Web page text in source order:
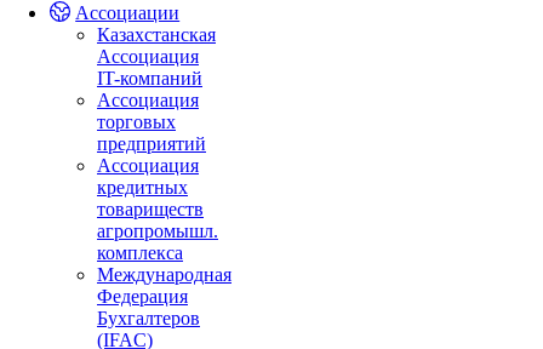
Ассоциации
Казахстанская
Ассоциация
IT-компаний
Ассоциация
торговых
предприятий
Ассоциация
кредитных
товариществ
агропромышл.
комплекса
Международная
Федерация
Бухгалтеров
(IFAC)